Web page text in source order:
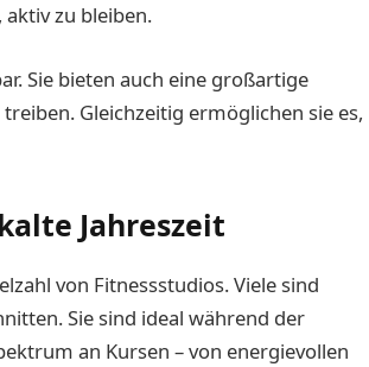
zu bleiben.
Sie bieten auch eine großartige
Gleichzeitig ermöglichen sie es,
Jahreszeit
von Fitnessstudios. Viele sind
Sie sind ideal während der
an Kursen – von energievollen